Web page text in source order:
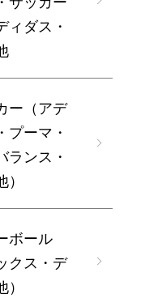
ィダス・
ー（アデ
プーマ・
ランス・
ボール
クス・デ